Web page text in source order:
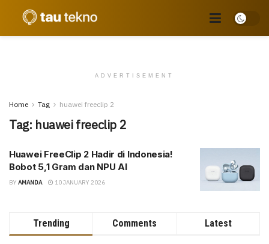
ADVERTISEMENT
Home Tag huawei freeclip 2
Tag: huawei freeclip 2
Huawei FreeClip 2 Hadir di Indonesia!
Bobot 5,1 Gram dan NPU AI
BY AMANDA 10 JANUARY 2026
Trending Comments Latest